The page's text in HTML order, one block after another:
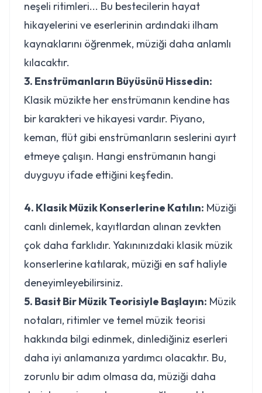
neşeli ritimleri... Bu bestecilerin hayat
hikayelerini ve eserlerinin ardındaki ilham
kaynaklarını öğrenmek, müziği daha anlamlı
kılacaktır.
3. Enstrümanların Büyüsünü Hissedin:
Klasik müzikte her enstrümanın kendine has
bir karakteri ve hikayesi vardır. Piyano,
keman, flüt gibi enstrümanların seslerini ayırt
etmeye çalışın. Hangi enstrümanın hangi
duyguyu ifade ettiğini keşfedin.
4. Klasik Müzik Konserlerine Katılın: Müziği
canlı dinlemek, kayıtlardan alınan zevkten
çok daha farklıdır. Yakınınızdaki klasik müzik
konserlerine katılarak, müziği en saf haliyle
deneyimleyebilirsiniz.
5. Basit Bir Müzik Teorisiyle Başlayın: Müzik
notaları, ritimler ve temel müzik teorisi
hakkında bilgi edinmek, dinlediğiniz eserleri
daha iyi anlamanıza yardımcı olacaktır. Bu,
zorunlu bir adım olmasa da, müziği daha